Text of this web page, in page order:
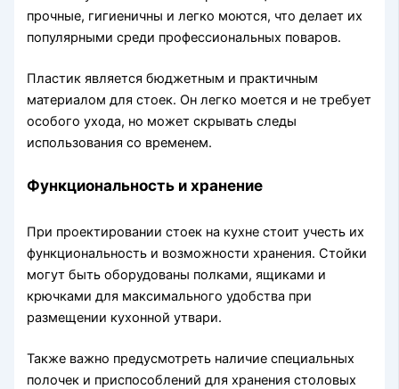
прочные, гигиеничны и легко моются, что делает их
популярными среди профессиональных поваров.
Пластик является бюджетным и практичным
материалом для стоек. Он легко моется и не требует
особого ухода, но может скрывать следы
использования со временем.
Функциональность и хранение
При проектировании стоек на кухне стоит учесть их
функциональность и возможности хранения. Стойки
могут быть оборудованы полками, ящиками и
крючками для максимального удобства при
размещении кухонной утвари.
Также важно предусмотреть наличие специальных
полочек и приспособлений для хранения столовых